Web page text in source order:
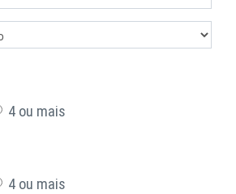
4 ou mais
4 ou mais